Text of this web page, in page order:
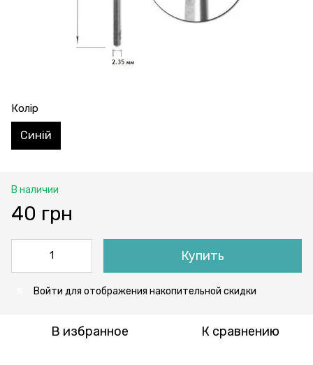
Колір
Синій
В наличии
40 грн
Купить
Войти для отображения накопительной скидки
В избранное К сравнению